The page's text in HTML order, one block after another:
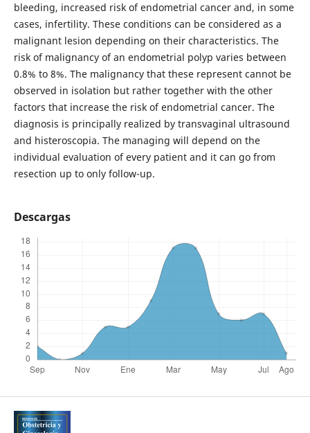
bleeding, increased risk of endometrial cancer and, in some
cases, infertility. These conditions can be considered as a
malignant lesion depending on their characteristics. The
risk of malignancy of an endometrial polyp varies between
0.8% to 8%. The malignancy that these represent cannot be
observed in isolation but rather together with the other
factors that increase the risk of endometrial cancer. The
diagnosis is principally realized by transvaginal ultrasound
and histeroscopia. The managing will depend on the
individual evaluation of every patient and it can go from
resection up to only follow-up.
Descargas